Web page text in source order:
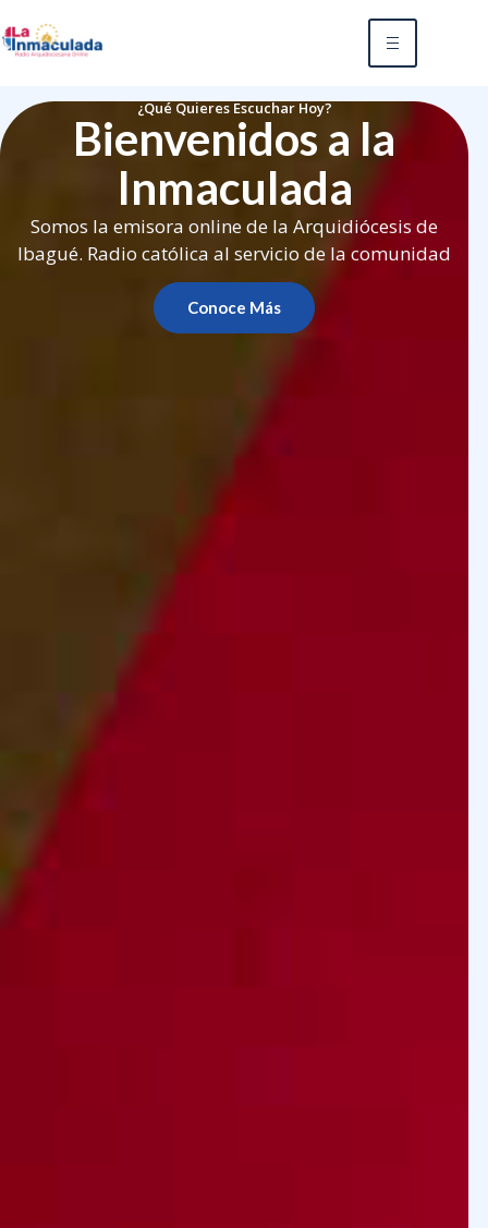
¿Qué Quieres Escuchar Hoy?
Bienvenidos a la
Inmaculada
Somos la emisora online de la Arquidiócesis de
Ibagué. Radio católica al servicio de la comunidad
Conoce Más